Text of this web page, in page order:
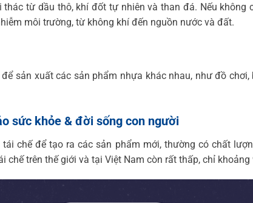
từ dầu thô, khí đốt tự nhiên và than đá. Nếu không
môi trường, từ không khí đến nguồn nước và đất.
sản xuất các sản phẩm nhựa khác nhau, như đồ chơi,
sức khỏe & đời sống con người
chế để tạo ra các sản phẩm mới, thường có chất
trên thế giới và tại Việt Nam còn rất thấp, chỉ khoảng